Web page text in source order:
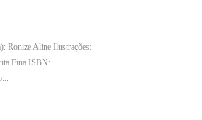
Ronize Aline Ilustrações:
Fina ISBN: